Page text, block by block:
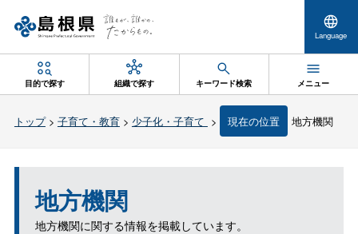
Language
目的で探す 組織で探す キーワード検索 メニュー
トップ> 子育て・教育> 少子化・子育て > 現在の位置 地方機関
地方機関
地方機関に関する情報を掲載しています。